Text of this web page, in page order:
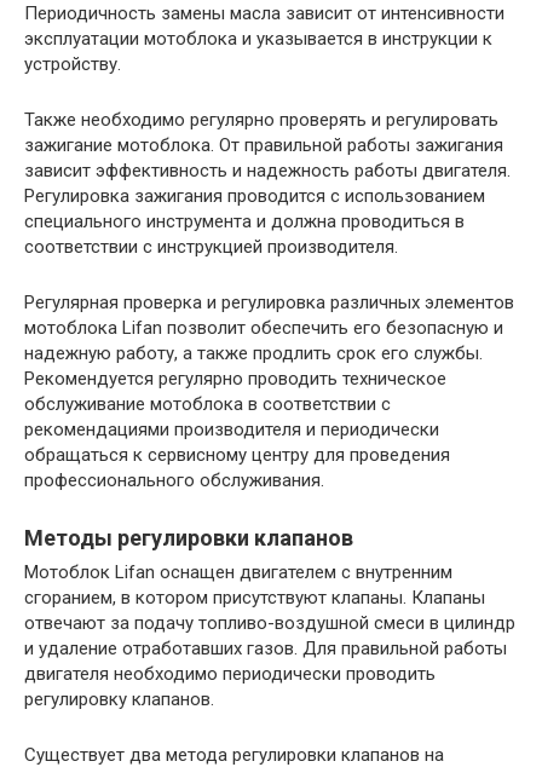
Периодичность замены масла зависит от интенсивности
эксплуатации мотоблока и указывается в инструкции к
устройству.
Также необходимо регулярно проверять и регулировать
зажигание мотоблока. От правильной работы зажигания
зависит эффективность и надежность работы двигателя.
Регулировка зажигания проводится с использованием
специального инструмента и должна проводиться в
соответствии с инструкцией производителя.
Регулярная проверка и регулировка различных элементов
мотоблока Lifan позволит обеспечить его безопасную и
надежную работу, а также продлить срок его службы.
Рекомендуется регулярно проводить техническое
обслуживание мотоблока в соответствии с
рекомендациями производителя и периодически
обращаться к сервисному центру для проведения
профессионального обслуживания.
Методы регулировки клапанов
Мотоблок Lifan оснащен двигателем с внутренним
сгоранием, в котором присутствуют клапаны. Клапаны
отвечают за подачу топливо-воздушной смеси в цилиндр
и удаление отработавших газов. Для правильной работы
двигателя необходимо периодически проводить
регулировку клапанов.
Существует два метода регулировки клапанов на